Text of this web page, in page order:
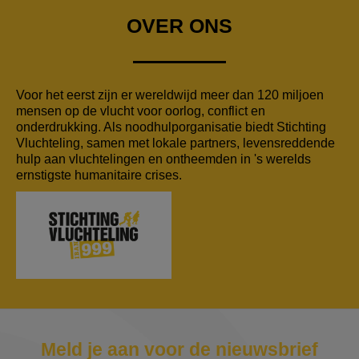
OVER ONS
Voor het eerst zijn er wereldwijd meer dan 120 miljoen
mensen op de vlucht voor oorlog, conflict en
onderdrukking. Als noodhulporganisatie biedt Stichting
Vluchteling, samen met lokale partners, levensreddende
hulp aan vluchtelingen en ontheemden in 's werelds
ernstigste humanitaire crises.
Meld je aan voor de nieuwsbrief